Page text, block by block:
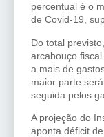
percentual é o
de Covid-19,
Do total
arcabouço
a mais de
maior parte
seguida pelos
A projeção do
aponta déficit